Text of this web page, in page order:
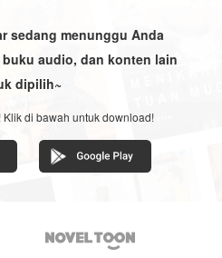
sedang menunggu Anda
audio, dan konten lain
dipilih~
Klik di bawah untuk download!
